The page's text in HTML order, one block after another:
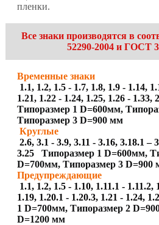
пленки.
Все знаки производятся в
52290-2004 и ГОСТ
Временные знаки
1.1, 1.2, 1.5 - 1.7, 1.8, 1.9 - 1.14,
1.21, 1.22 - 1.24, 1.25, 1.26 - 1.33,
Типоразмер 1 D=600мм,
Типоразмер 3 D=900 мм
Круглые
2.6, 3.1 - 3.9, 3.11 - 3.16, 3.18.1 –
3.25
Типоразмер 1 D=600мм,
D=700мм, Типоразмер 3 D=900
Предупреждающие
1.1, 1.2, 1.5 - 1.10, 1.11.1 - 1.11.2,
1.19, 1.20.1 - 1.20.3, 1.21 - 1.24,
1 D=700мм, Типоразмер 2
D=1200 мм